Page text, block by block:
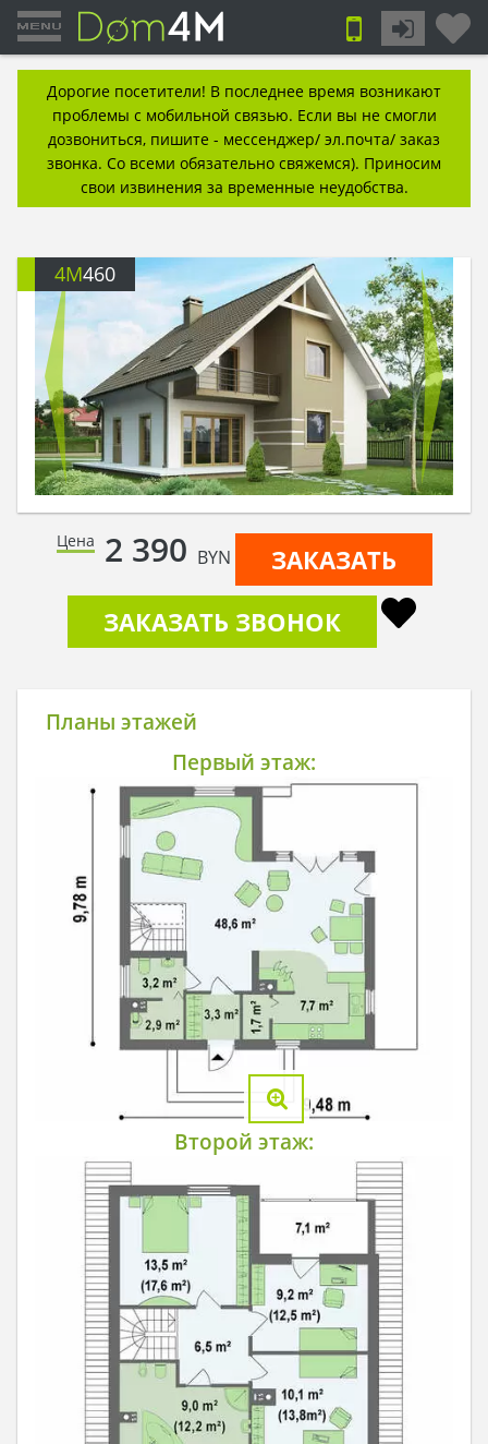
Дорогие посетители! В последнее время возникают
проблемы с мобильной связью. Если вы не смогли
дозвониться, пишите - мессенджер/ эл.почта/ заказ
звонка. Со всеми обязательно свяжемся). Приносим
свои извинения за временные неудобства.
4M460
Цена 2 390 BYN
ЗАКАЗАТЬ
ЗАКАЗАТЬ ЗВОНОК
Планы этажей
Первый этаж:
Второй этаж: